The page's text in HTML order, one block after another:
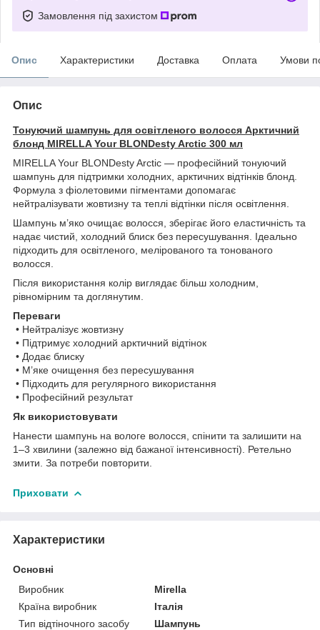
Замовлення під захистом
Опис Характеристики Доставка Оплата Умови
Опис
Тонуючий шампунь для освітленого волосся Арктичний
блонд MIRELLA Your BLONDesty Arctic 300 мл
MIRELLA Your BLONDesty Arctic — професійний тонуючий
шампунь для підтримки холодних, арктичних відтінків блонд.
Формула з фіолетовими пігментами допомагає
нейтралізувати жовтизну та теплі відтінки після освітлення.
Шампунь м’яко очищає волосся, зберігає його еластичність та
надає чистий, холодний блиск без пересушування. Ідеально
підходить для освітленого, мелірованого та тонованого
волосся.
Після використання колір виглядає більш холодним,
рівномірним та доглянутим.
Переваги
• Нейтралізує жовтизну
• Підтримує холодний арктичний відтінок
• Додає блиску
• М’яке очищення без пересушування
• Підходить для регулярного використання
• Професійний результат
Як використовувати
Нанести шампунь на вологе волосся, спінити та залишити на
1–3 хвилини (залежно від бажаної інтенсивності). Ретельно
змити. За потреби повторити.
Приховати
Характеристики
Основні
Виробник
Mirella
Країна виробник
Італія
Тип відтіночного засобу
Шампунь